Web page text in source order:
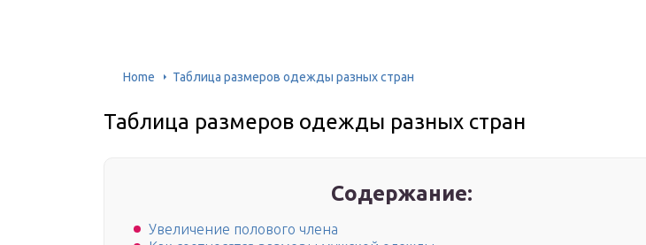
Home Таблица размеров одежды разных стран
Таблица размеров одежды разных стран
Содержание:
Увеличение полового члена